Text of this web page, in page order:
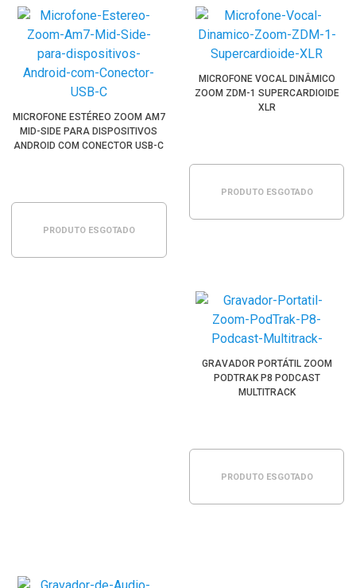
MICROFONE ESTÉREO ZOOM AM7
MID-SIDE PARA DISPOSITIVOS
ANDROID COM CONECTOR USB-C
PRODUTO ESGOTADO
MICROFONE VOCAL DINÂMICO
ZOOM ZDM-1 SUPERCARDIOIDE
XLR
PRODUTO ESGOTADO
GRAVADOR PORTÁTIL ZOOM
PODTRAK P8 PODCAST
MULTITRACK
PRODUTO ESGOTADO